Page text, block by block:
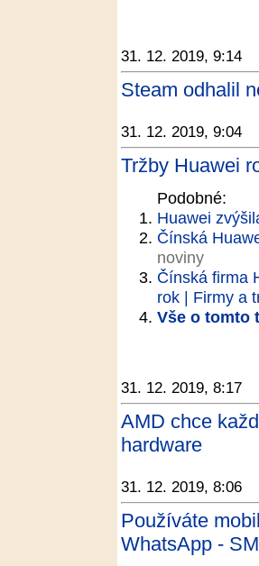
31. 12. 2019, 9:14
Steam odhalil
31. 12. 2019, 9:04
Tržby Huawei
Podobné:
Huawei
Čínská
noviny
Čínská firma
rok | Firmy a
Vše o tomto
31. 12. 2019, 8:17
AMD chce
hardware
31. 12. 2019, 8:06
Používáte
WhatsApp -